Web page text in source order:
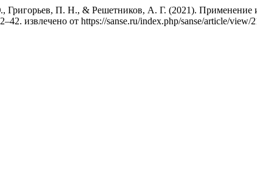
П. Н., & Решетников, А. Г. (2021). Применение
извлечено от https://sanse.ru/index.php/sanse/article/view/